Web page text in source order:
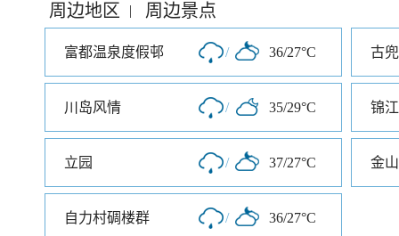
周边地区 | 周边景点
富都温泉度假邨 / 36/27°C 古
川岛风情 / 35/29°C 锦
立园 / 37/27°C 金
自力村碉楼群 / 36/27°C